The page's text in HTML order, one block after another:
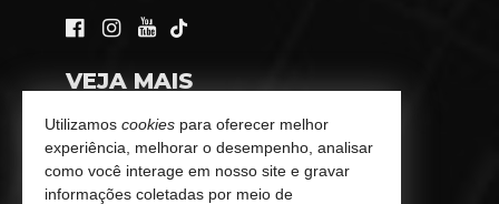
VEJA MAIS
Consultoria Imobiliária Personalizada
trabalhe conosco
Utilizamos cookies para oferecer melhor
experiência, melhorar o desempenho, analisar
como você interage em nosso site e gravar
informações coletadas por meio de